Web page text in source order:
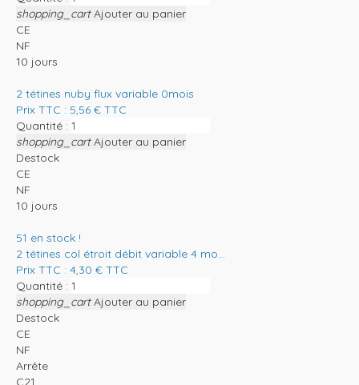
shopping_cart Ajouter au panier
CE
NF
10 jours
2 tétines nuby flux variable 0mois
Prix TTC : 5,56 € TTC
Quantité :
shopping_cart Ajouter au panier
Destock
CE
NF
10 jours
51 en stock !
2 tétines col étroit débit variable 4 mo...
Prix TTC : 4,30 € TTC
Quantité :
shopping_cart Ajouter au panier
Destock
CE
NF
Arrête
C21